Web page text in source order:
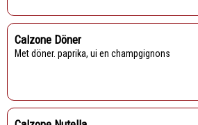
Calzone Döner
Met döner. paprika, ui en champgignons